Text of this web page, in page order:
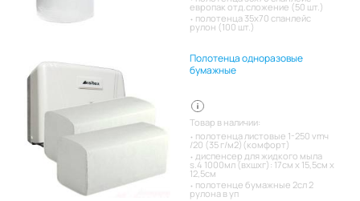
европак отд.сложение (50 шт.)
полотенца 35х70 спанлейс
рулон (100 шт.)
Полотенца одноразовые
бумажные
Товар в наличии:
полотенца листовые 1-250 vmч
/20 (35 г/м2)(комфорт)
диспенсер для жидкого мыла
s.4 1000мл (вхшхг): 17см x 15,5см x
12,5см
полотенце бумажные 2сл 2
рулона в уп